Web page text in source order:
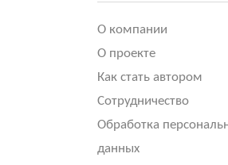
О компании
О проекте
Как стать автором
Сотрудничество
Обработка
данных